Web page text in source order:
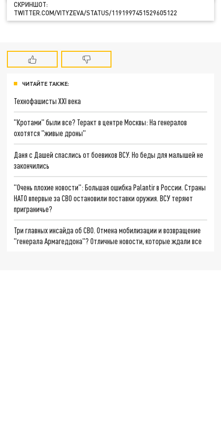
СКРИНШОТ:
TWITTER.COM/VITYZEVA/STATUS/1191997451529605122
ЧИТАЙТЕ ТАКЖЕ:
Технофашисты XXI века
"Кротами" были все? Теракт в центре Москвы: На генералов
охотятся "живые дроны"
Даня с Дашей спаслись от боевиков ВСУ. Но беды для малышей не
закончились
"Очень плохие новости": Большая ошибка Palantir в России. Страны
НАТО впервые за СВО остановили поставки оружия. ВСУ теряют
приграничье?
Три главных инсайда об СВО. Отмена мобилизации и возвращение
"генерала Армагеддона"? Отличные новости, которые ждали все